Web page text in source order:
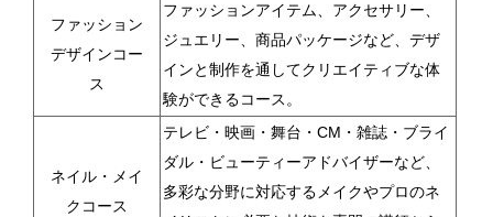
ファッション
デザインコー
ス
ファッションアイテム、アクセサリー、
ジュエリー、商品パッケージなど、デザ
インと制作を通してクリエイティブな体
験ができるコース。
ネイル・メイ
クコース
テレビ・映画・舞台・CM・雑誌・ブライ
ダル・ビューティーアドバイザーなど、
多彩な分野に対応するメイクやプロのネ